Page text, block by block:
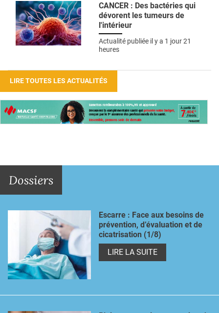
CANCER : Des bactéries qui
dévorent les tumeurs de
l'intérieur
Actualité publiée il y a 1 jour 21
heures
LIRE TOUTES LES ACTUALITÉS
Dossiers
Escarre : Face aux besoins de
prévention, d’évaluation et de
cicatrisation (1/8)
LIRE LA SUITE